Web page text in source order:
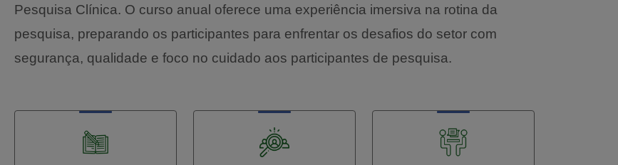
Pesquisa Clínica. O curso anual oferece uma experiência imersiva na rotina da
pesquisa, preparando os participantes para enfrentar os desafios do setor com
segurança, qualidade e foco no cuidado aos participantes de pesquisa.